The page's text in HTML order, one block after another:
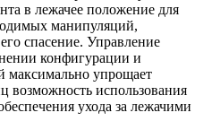
в лежачее положение для
манипуляций,
спасение. Управление
конфигурации и
максимально упрощает
возможность использования
ухода за лежачими